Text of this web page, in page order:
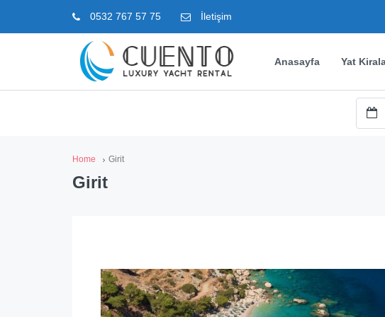
0532 767 57 75 İletişim
Anasayfa Yat
Home Girit
Girit